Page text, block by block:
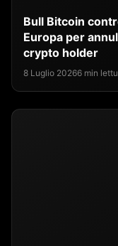
Bull Bitcoin
Europa per
crypto holder
8 Luglio 20266 min